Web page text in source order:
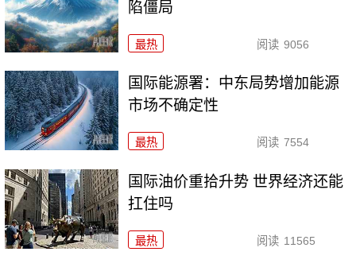
陷僵局
最热 阅读 9056
国际能源署：中东局势增加能源
市场不确定性
最热 阅读 7554
国际油价重拾升势 世界经济还能
扛住吗
最热 阅读 11565